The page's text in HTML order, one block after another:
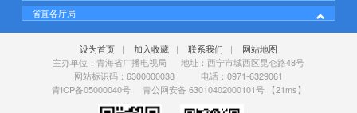
省直各厅局
设为首页 | 加入收藏 | 联系我们 | 网站地图
主办单位：青海省广播电视局 地址：西宁市城西区昆仑路48号
网站标识码：6300000038 电话：0971-6329061
青ICP备05000040号
青公网安备 63010402000101号【21ms】